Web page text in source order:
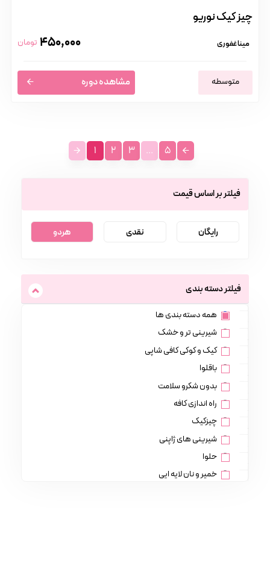
فیلتر بر اساس قیمت
رایگان نقدی هردو
فیلتر دسته بندی
همه دسته بندی ها
شیرینی تر و خشک
کیک و کوکی کافی شاپی
باقلوا
بدون شکرو سلامت
راه اندازی کافه
چیزکیک
شیرینی های ژاپنی
حلوا
خمیر و نان لایه ایی
چیز کیک نوریو
مینا غفوری 450,000 تومان
متوسطه مشاهده دوره
1 2 3 ... 5